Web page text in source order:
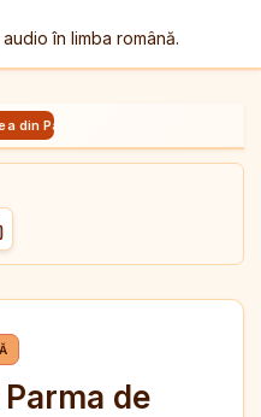
în limba română.
din Parma de Stendal
X
pe Reddit
link-ul
de